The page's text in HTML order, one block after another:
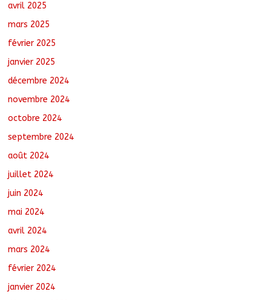
avril 2025
mars 2025
février 2025
janvier 2025
décembre 2024
novembre 2024
octobre 2024
septembre 2024
août 2024
juillet 2024
juin 2024
mai 2024
avril 2024
mars 2024
février 2024
janvier 2024